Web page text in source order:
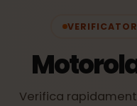
Verifica